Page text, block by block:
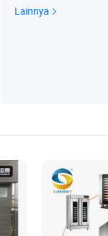
mbuat kue, Peralatan
Lainnya